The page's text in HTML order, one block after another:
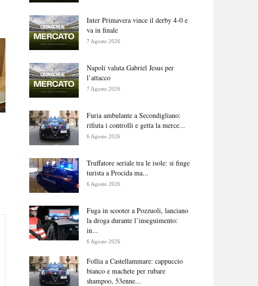
Inter Primavera vince il derby 4-0 e
va in finale
7 Agosto 2026
Napoli valuta Gabriel Jesus per
l’attacco
7 Agosto 2026
Furia ambulante a Secondigliano:
rifiuta i controlli e getta la merce...
6 Agosto 2026
Truffatore seriale tra le isole: si finge
turista a Procida ma...
6 Agosto 2026
Fuga in scooter a Pozzuoli, lanciano
la droga durante l’inseguimento:
in...
6 Agosto 2026
Follia a Castellammare: cappuccio
bianco e machete per rubare
shampoo, 53enne...